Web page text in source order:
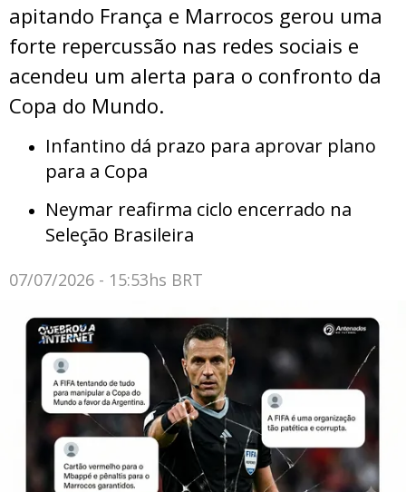
apitando França e Marrocos gerou uma
forte repercussão nas redes sociais e
acendeu um alerta para o confronto da
Copa do Mundo.
Infantino dá prazo para aprovar plano
para a Copa
Neymar reafirma ciclo encerrado na
Seleção Brasileira
07/07/2026 - 15:53hs BRT